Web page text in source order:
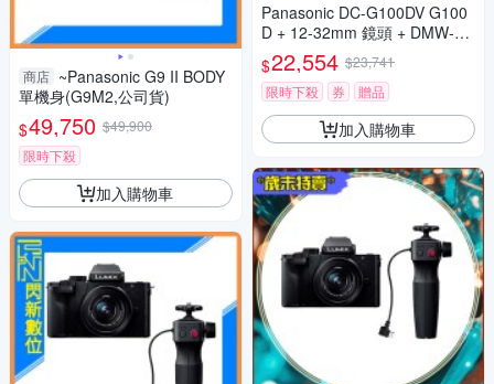
商店 ~Panasonic G9 II BODY
單機身(G9M2,公司貨)
$49,750 $49,900
限時下殺
加入購物車
Panasonic DC-G100DV G100
D + 12-32mm 鏡頭 + DMW-SH
GR2 三腳架握把組 公司貨
$22,554 $23,741
限時下殺
券 贈品
加入購物車